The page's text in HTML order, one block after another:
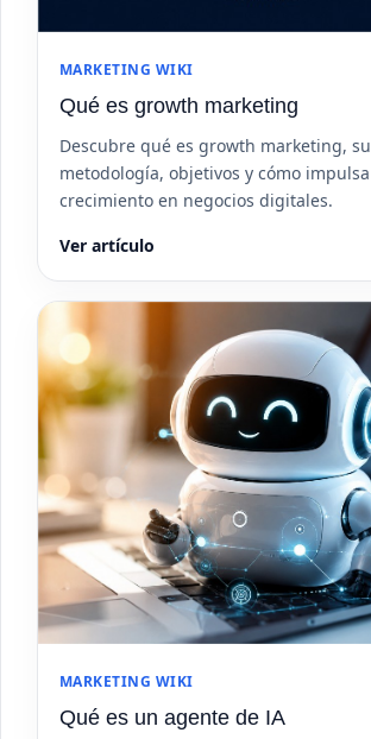
MARKETING WIKI
Qué es growth marketing
Descubre qué es growth marketing, su
metodología, objetivos y cómo
crecimiento en negocios digitales.
Ver artículo
MARKETING WIKI
Qué es un agente de IA